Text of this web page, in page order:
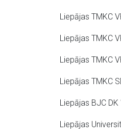
Liepājas TMKC
Liepājas TMKC
Liepājas TMKC
Liepājas TMKC
Liepājas BJC DK
Liepājas